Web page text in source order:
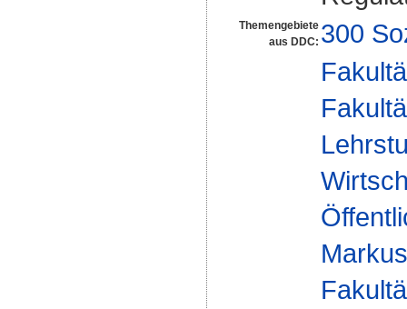
Themengebiete
aus DDC: 300